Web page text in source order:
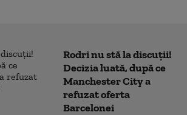
Rodri nu stă la discuții!
Decizia luată, după ce
Manchester City a
refuzat oferta
Barcelonei